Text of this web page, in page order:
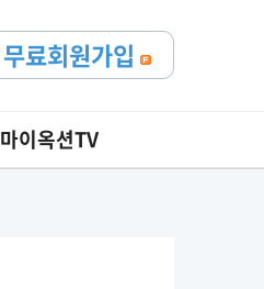
무료회원가입
마이옥션TV